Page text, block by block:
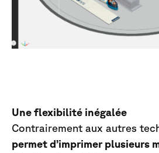
Une flexibilité inégalée
Contrairement aux autres
permet d’imprimer plusieurs